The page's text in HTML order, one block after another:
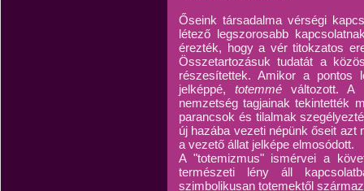
Őseink társadalma vérségi
létező legszorosabb
érezték, hogy a vér titokzatos
Összetartozásuk tudatát a
részesítettek. Amikor a pontos
jelképpé, totemmé változott. A
nemzetség tagjainak tekintették
parancsok és tilalmak
új hazába vezeti népünk őseit azt
a vezető állat jelképe elmosódott.
A "totemizmus" ismérvei a
természeti lény áll
szimbolikusan totemektől